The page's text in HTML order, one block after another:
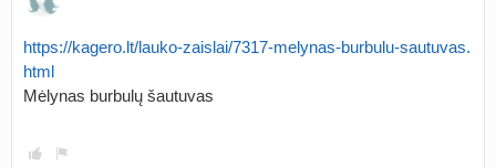
https://kagero.lt/lauko-zaislai/7317-melynas-burbulu-sautuvas.
html
Mėlynas burbulų šautuvas